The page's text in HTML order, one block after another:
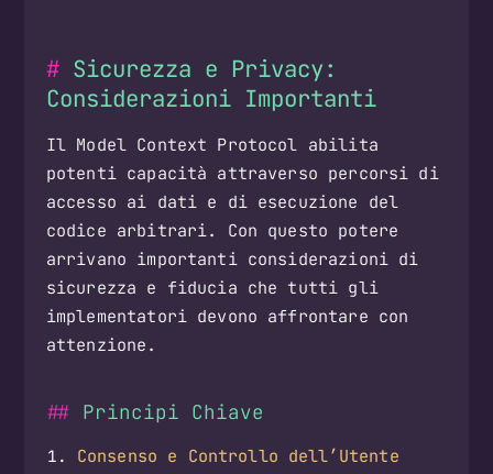
Sicurezza e Privacy:
Considerazioni Importanti
Il Model Context Protocol abilita
potenti capacità attraverso percorsi di
accesso ai dati e di esecuzione del
codice arbitrari. Con questo potere
arrivano importanti considerazioni di
sicurezza e fiducia che tutti gli
implementatori devono affrontare con
attenzione.
Principi Chiave
Consenso e Controllo dell’Utente